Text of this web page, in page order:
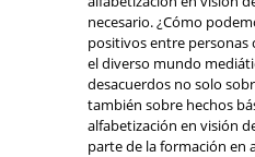
necesario. ¿Cómo
positivos entre personas
el diverso mundo
desacuerdos no solo
también sobre hechos
alfabetización en visión
parte de la formación en